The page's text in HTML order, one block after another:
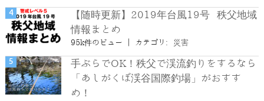
【随時更新】2019年台風19号 秩父地域
情報まとめ
95k件のビュー カテゴリ: 災害
手ぶらでOK！秩父で渓流釣りをするなら
「あしがくぼ渓谷国際釣場」がおすす
め！